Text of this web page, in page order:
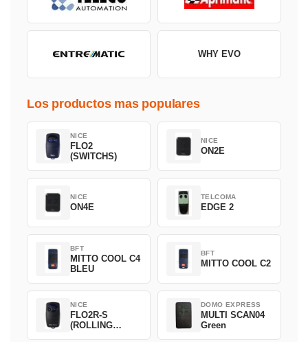
WHY EVO
Los productos mas populares
NICE
FLO2
(SWITCHS)
NICE
ON2E
NICE
ON4E
TELCOMA
EDGE 2
BFT
MITTO COOL C4
BLEU
BFT
MITTO COOL C2
NICE
FLO2R-S
(ROLLING
DOMO EXPRESS
MULTI SCAN04
Green